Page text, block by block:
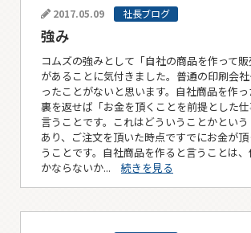
2017.05.09 社長ブログ
強み
コムズの強みとして「自社の商品を作って
があることに気付きました。普通の印刷会
ったことがないと思います。自社商品を作
裏を返せば「お金を頂くことを前提とした
言うことです。これはどういうことかとい
あり、ご注文を頂いた時点ですでにお金が
うことです。自社商品を作ると言うことは
かならないか... 続きを見る